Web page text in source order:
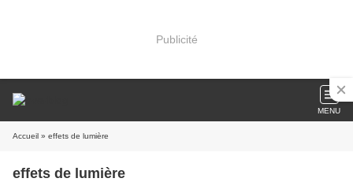
Publicité
MENU
Accueil » effets de lumière
effets de lumière